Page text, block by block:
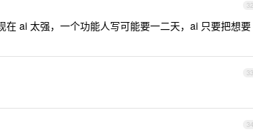
32
ai 太强，一个功能人写可能要一二天，ai 只要把想要
33
34